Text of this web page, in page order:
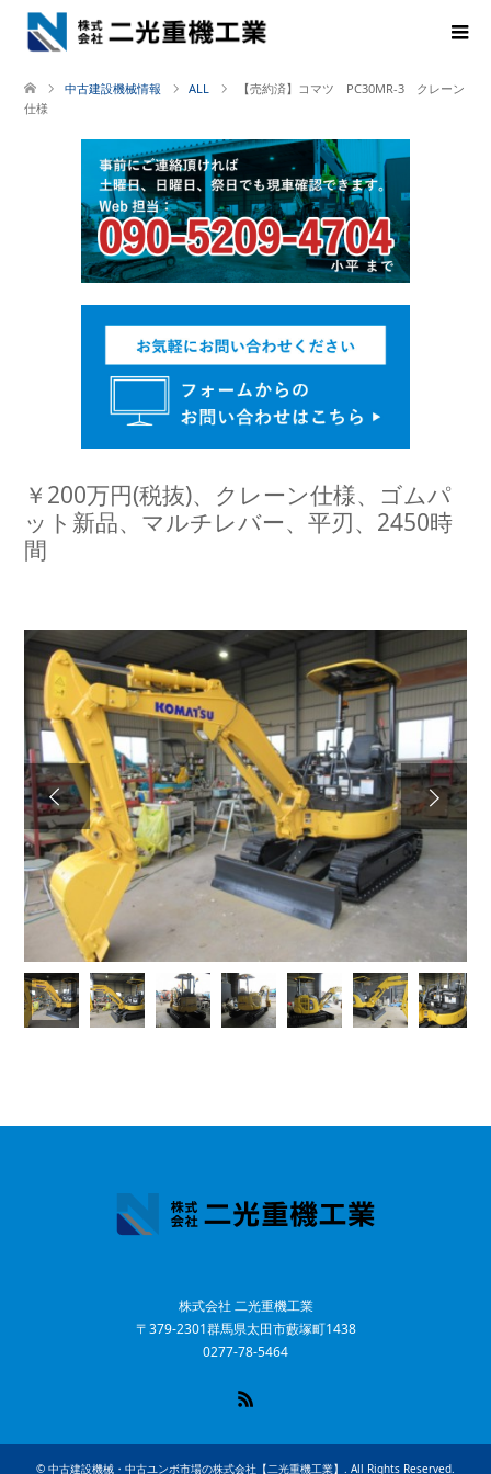
中古建設機械情報 ALL
【売約済】コマツ PC30MR-3 クレーン
仕様
￥200万円(税抜)、クレーン仕様、ゴムパ
ット新品、マルチレバー、平刃、2450時
間
Next
株式会社 二光重機工業
〒379-2301群馬県太田市藪塚町1438
0277-78-5464
© 中古建設機械・中古ユンボ市場の株式会社【二光重機工業】 . All Rights Reserved.